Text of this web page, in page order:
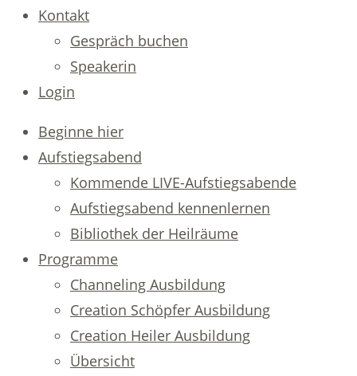
Kontakt
Gespräch buchen
Speakerin
Login
Beginne hier
Aufstiegsabend
Kommende LIVE-Aufstiegsabende
Aufstiegsabend kennenlernen
Bibliothek der Heilräume
Programme
Channeling Ausbildung
Creation Schöpfer Ausbildung
Creation Heiler Ausbildung
Übersicht